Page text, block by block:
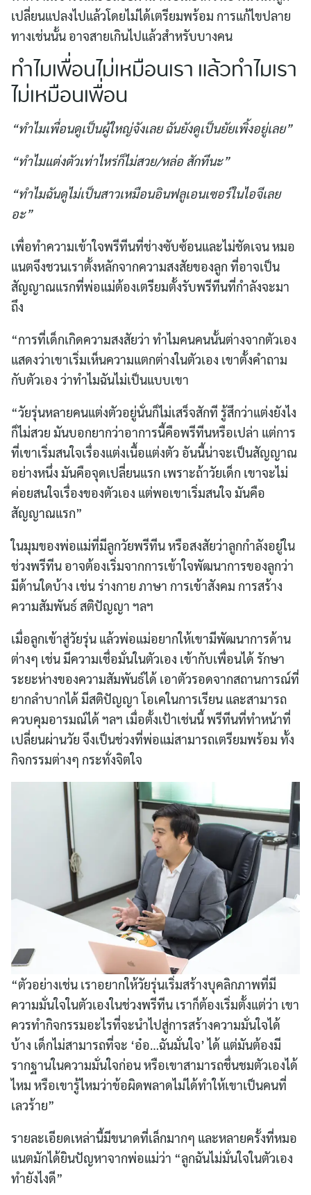
เปลี่ยนแปลงไปแล้วโดยไม่ได้เตรียมพร้อม การแก้ไขปลาย
ทางเช่นนั้น อาจสายเกินไปแล้วสำหรับบางคน
ทำไมเพื่อนไม่เหมือนเรา แล้วทำไมเรา
ไม่เหมือนเพื่อน
“ทำไมเพื่อนดูเป็นผู้ใหญ่จังเลย ฉันยังดูเป็นยัยเพิ้งอยู่เลย”
“ทำไมแต่งตัวเท่าไหร่ก็ไม่สวย/หล่อ สักทีนะ”
“ทำไมฉันดูไม่เป็นสาวเหมือนอินฟลูเอนเซอร์ในไอจีเลย
อะ”
เพื่อทำความเข้าใจพรีทีนที่ช่างซับซ้อนและไม่ชัดเจน หมอ
แนตจึงชวนเราตั้งหลักจากความสงสัยของลูก ที่อาจเป็น
สัญญาณแรกที่พ่อแม่ต้องเตรียมตั้งรับพรีทีนที่กำลังจะมา
ถึง
“การที่เด็กเกิดความสงสัยว่า ทำไมคนคนนั้นต่างจากตัวเอง
แสดงว่าเขาเริ่มเห็นความแตกต่างในตัวเอง เขาตั้งคำถาม
กับตัวเอง ว่าทำไมฉันไม่เป็นแบบเขา
“วัยรุ่นหลายคนแต่งตัวอยู่นั่นก็ไม่เสร็จสักที รู้สึกว่าแต่งยังไง
ก็ไม่สวย มันบอกยากว่าอาการนี้คือพรีทีนหรือเปล่า แต่การ
ที่เขาเริ่มสนใจเรื่องแต่งเนื้อแต่งตัว อันนี้น่าจะเป็นสัญญาณ
อย่างหนึ่ง มันคือจุดเปลี่ยนแรก เพราะถ้าวัยเด็ก เขาจะไม่
ค่อยสนใจเรื่องของตัวเอง แต่พอเขาเริ่มสนใจ มันคือ
สัญญาณแรก”
ในมุมของพ่อแม่ที่มีลูกวัยพรีทีน หรือสงสัยว่าลูกกำลังอยู่ใน
ช่วงพรีทีน อาจต้องเริ่มจากการเข้าใจพัฒนาการของลูกว่า
มีด้านใดบ้าง เช่น ร่างกาย ภาษา การเข้าสังคม การสร้าง
ความสัมพันธ์​ สติปัญญา ฯลฯ
เมื่อลูกเข้าสู่วัยรุ่น แล้วพ่อแม่อยากให้เขามีพัฒนาการด้าน
ต่างๆ เช่น มีความเชื่อมั่นในตัวเอง เข้ากับเพื่อนได้ รักษา
ระยะห่างของความสัมพันธ์ได้ เอาตัวรอดจากสถานการณ์ที่
ยากลำบากได้ มีสติปัญญา โอเคในการเรียน และสามารถ
ควบคุมอารมณ์ได้ ฯลฯ เมื่อตั้งเป้าเช่นนี้ พรีทีนที่ทำหน้าที่
เปลี่ยนผ่านวัย จึงเป็นช่วงที่พ่อแม่สามารถเตรียมพร้อม ทั้ง
กิจกรรมต่างๆ กระทั่งจิตใจ
“ตัวอย่างเช่น เราอยากให้วัยรุ่นเริ่มสร้างบุคลิกภาพที่มี
ความมั่นใจในตัวเองในช่วงพรีทีน เราก็ต้องเริ่มตั้งแต่ว่า เขา
ควรทำกิจกรรมอะไรที่จะนำไปสู่การสร้างความมั่นใจได้
บ้าง เด็กไม่สามารถที่จะ ‘อ๋อ…ฉันมั่นใจ’ ได้ แต่มันต้องมี
รากฐานในความมั่นใจก่อน หรือเขาสามารถชื่นชมตัวเองได้
ไหม หรือเขารู้ไหมว่าข้อผิดพลาดไม่ได้ทำให้เขาเป็นคนที่
เลวร้าย”
รายละเอียดเหล่านี้มีขนาดที่เล็กมากๆ และหลายครั้งที่หมอ
แนตมักได้ยินปัญหาจากพ่อแม่ว่า “ลูกฉันไม่มั่นใจในตัวเอง
ทำยังไงดี”